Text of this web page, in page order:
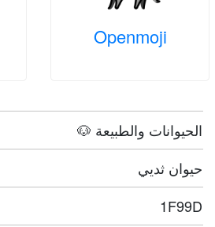
Openmoji
🐶 الحيوانات والطبيعة
حيوان ثديي
1F99D